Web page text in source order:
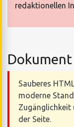
redaktionellen
Dokument
Sauberes
moderne
Zugänglichkeit
der Seite.